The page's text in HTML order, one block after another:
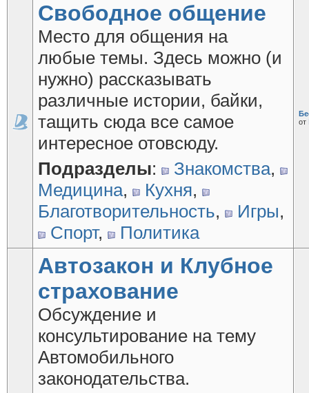
Свободное общение
Место для общения на
любые темы. Здесь можно (и
нужно) рассказывать
различные истории, байки,
тащить сюда все самое
интересное отовсюду.
Подразделы: Знакомства,
Медицина, Кухня,
Благотворительность, Игры,
Спорт, Политика
от
Автозакон и Клубное
страхование
Обсуждение и
консультирование на тему
Автомобильного
законодательства.